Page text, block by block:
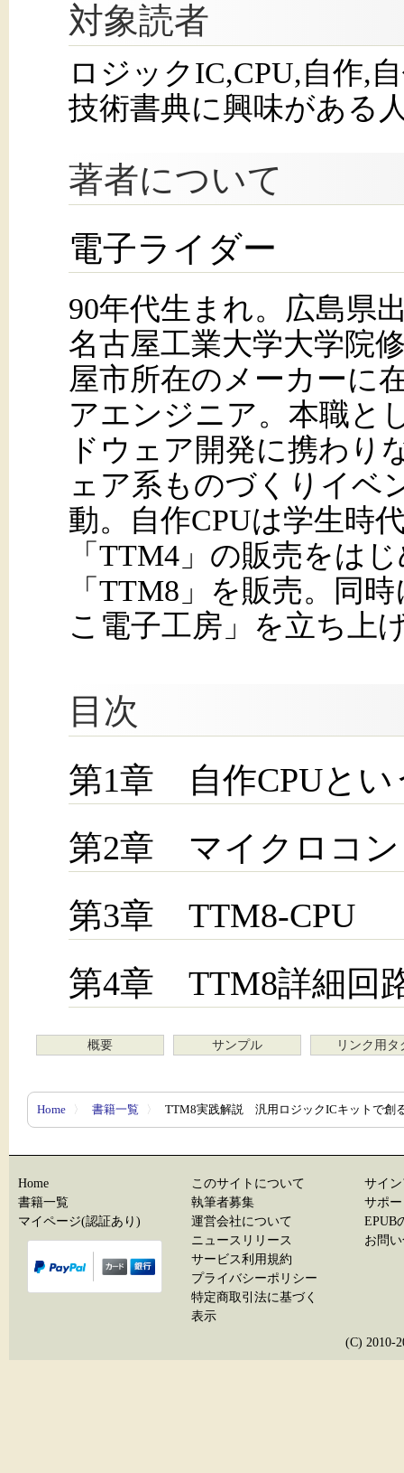
対象読者
ロジックIC,CPU,自作,
技術書典に興味がある
著者について
電子ライダー
90年代生まれ。広島県
名古屋工業大学大学院
屋市所在のメーカーに
アエンジニア。本職と
ドウェア開発に携わり
ェア系ものづくりイベ
動。自作CPUは学生時
「TTM4」の販売をは
「TTM8」を販売。同
こ電子工房」を立ち上
目次
第1章 自作CPUとい
第2章 マイクロコン
第3章 TTM8-CPU
第4章 TTM8詳細回
概要 サンプル リンク用タ
Home 〉 書籍一覧 〉 TTM8実践解説 汎用ロジックICキットで創
Home
書籍一覧
マイページ(認証あり)
このサイトについて
執筆者募集
運営会社について
ニュースリリース
サービス利用規約
プライバシーポリシー
特定商取引法に基づく
表示
サイ
サポ
EPUB
お問
(C) 2010-